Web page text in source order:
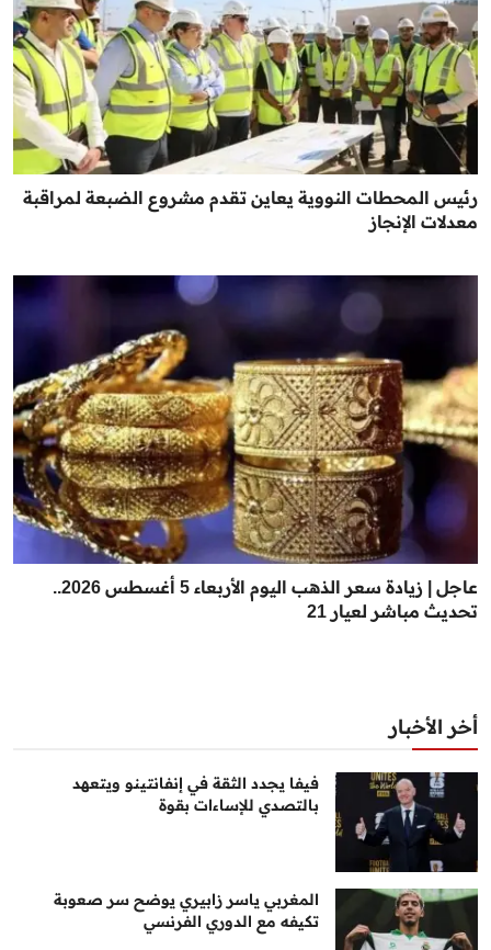
رئيس المحطات النووية يعاين تقدم مشروع الضبعة لمراقبة
معدلات الإنجاز
عاجل | زيادة سعر الذهب اليوم الأربعاء 5 أغسطس 2026..
تحديث مباشر لعيار 21
أخر الأخبار
فيفا يجدد الثقة في إنفانتينو ويتعهد
بالتصدي للإساءات بقوة
المغربي ياسر زابيري يوضح سر صعوبة
تكيفه مع الدوري الفرنسي